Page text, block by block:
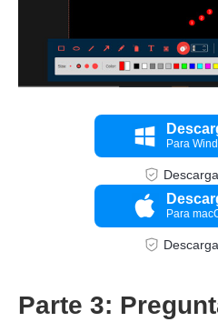
Para
Para
Parte 3: